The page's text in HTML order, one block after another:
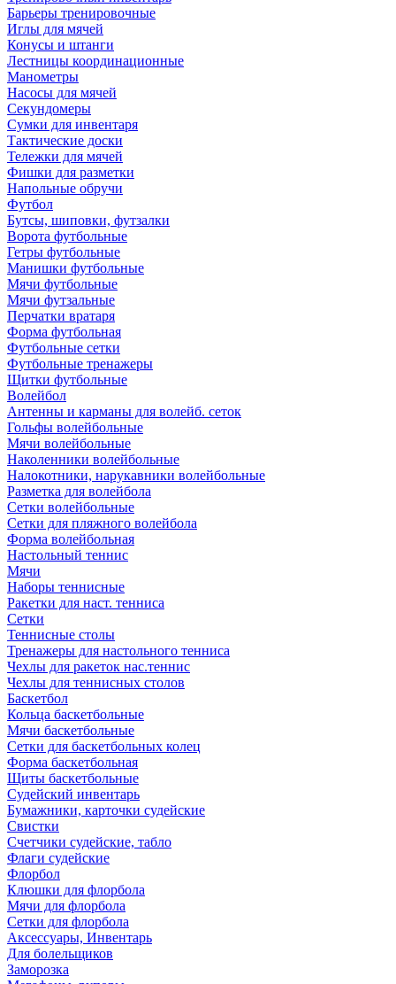
Барьеры тренировочные
Иглы для мячей
Конусы и штанги
Лестницы координационные
Манометры
Насосы для мячей
Секундомеры
Сумки для инвентаря
Тактические доски
Тележки для мячей
Фишки для разметки
Напольные обручи
Футбол
Бутсы, шиповки, футзалки
Ворота футбольные
Гетры футбольные
Манишки футбольные
Мячи футбольные
Мячи футзальные
Перчатки вратаря
Форма футбольная
Футбольные сетки
Футбольные тренажеры
Щитки футбольные
Волейбол
Антенны и карманы для волейб. сеток
Гольфы волейбольные
Мячи волейбольные
Наколенники волейбольные
Налокотники, нарукавники волейбольные
Разметка для волейбола
Сетки волейбольные
Сетки для пляжного волейбола
Форма волейбольная
Настольный теннис
Мячи
Наборы теннисные
Ракетки для наст. тенниса
Сетки
Теннисные столы
Тренажеры для настольного тенниса
Чехлы для ракеток нас.теннис
Чехлы для теннисных столов
Баскетбол
Кольца баскетбольные
Мячи баскетбольные
Сетки для баскетбольных колец
Форма баскетбольная
Щиты баскетбольные
Судейский инвентарь
Бумажники, карточки судейские
Свистки
Счетчики судейские, табло
Флаги судейские
Флорбол
Клюшки для флорбола
Мячи для флорбола
Сетки для флорбола
Аксессуары, Инвентарь
Для болельщиков
Заморозка